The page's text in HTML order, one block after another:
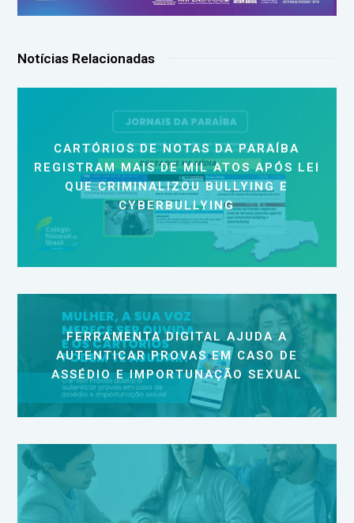
Notícias Relacionadas
CARTÓRIOS DE NOTAS DA PARAÍBA
REGISTRAM MAIS DE MIL ATOS APÓS LEI
QUE CRIMINALIZOU BULLYING E
CYBERBULLYING
FERRAMENTA DIGITAL AJUDA A
AUTENTICAR PROVAS EM CASO DE
ASSÉDIO E IMPORTUNAÇÃO SEXUAL